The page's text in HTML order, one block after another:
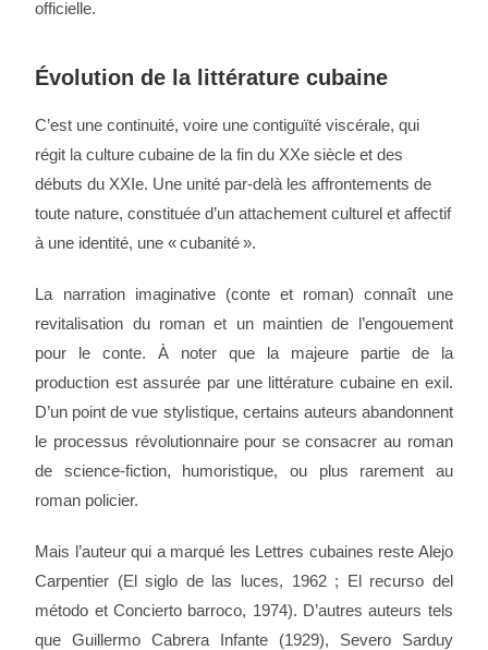
officielle.
Évolution de la littérature cubaine
C’est une continuité, voire une contiguïté viscérale, qui
régit la culture cubaine de la fin du XXe siècle et des
débuts du XXIe. Une unité par-delà les affrontements de
toute nature, constituée d’un attachement culturel et affectif
à une identité, une « cubanité ».
La narration imaginative (conte et roman) connaît une
revitalisation du roman et un maintien de l’engouement
pour le conte. À noter que la majeure partie de la
production est assurée par une littérature cubaine en exil.
D’un point de vue stylistique, certains auteurs abandonnent
le processus révolutionnaire pour se consacrer au roman
de science-fiction, humoristique, ou plus rarement au
roman policier.
Mais l’auteur qui a marqué les Lettres cubaines reste Alejo
Carpentier (El siglo de las luces, 1962 ; El recurso del
método et Concierto barroco, 1974). D’autres auteurs tels
que Guillermo Cabrera Infante (1929), Severo Sarduy